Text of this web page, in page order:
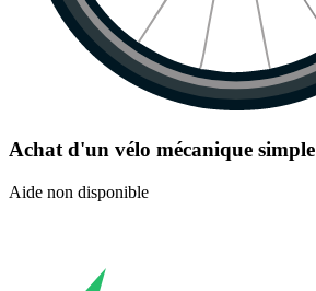
Achat d'un vélo mécanique simple
Aide non disponible